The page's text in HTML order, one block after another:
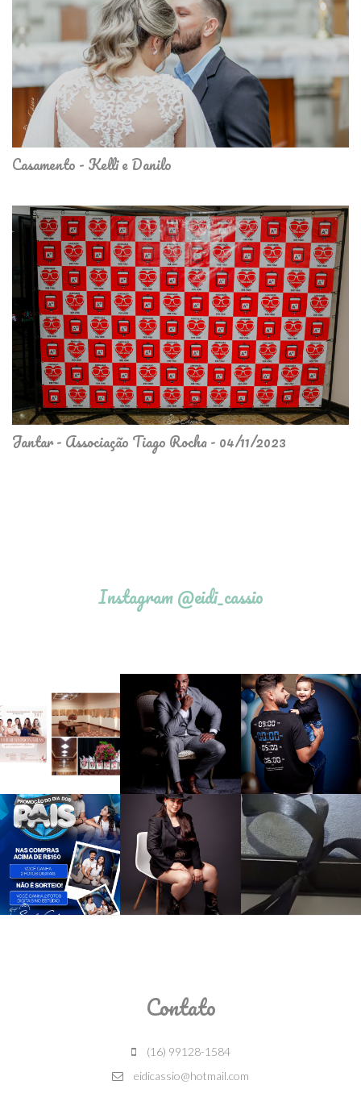
Casamento - Kelli e Danilo
Jantar - Associação Tiago Rocha - 04/11/2023
Instagram @eidi_cassio
Contato
(16) 99128-1584
eidicassio@hotmail.com